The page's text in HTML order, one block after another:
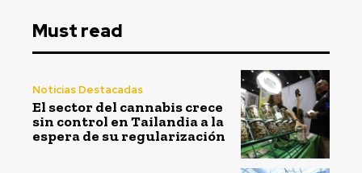
Must read
Noticias Destacadas
El sector del cannabis crece
sin control en Tailandia a la
espera de su regularización